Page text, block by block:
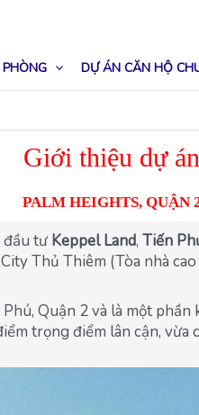
DỰ ÁN CĂN HỘ
Giới thiệu dự án
PALM HEIGHTS, QUẬN
đầu tưKeppel Land, Tiến
Thủ Thiêm (Tòa nhà
Quận 2 và là một
trọng điểm lân cận,